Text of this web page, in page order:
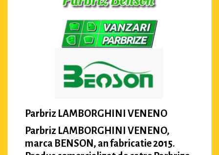
Parbriz LAMBORGHINI VENENO
Parbriz LAMBORGHINI VENENO,
marca BENSON, an fabricatie 2015.